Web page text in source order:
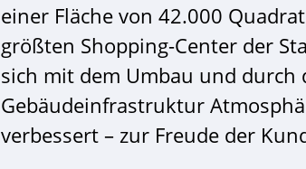
einer Fläche von 42.000
größten Shopping-Center der
sich mit dem Umbau und
Gebäudeinfrastruktur
verbessert – zur Freude der